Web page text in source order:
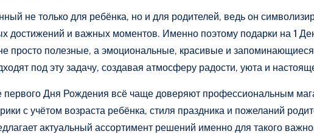
не только для ребёнка, но и для родителей, ведь он
достижений и важных моментов. Именно поэтому подарки на 1
просто полезные, а эмоциональные, красивые и
под эту задачу, создавая атмосферу радости, уюта и
Дня Рождения всё чаще доверяют профессиональным
с учётом возраста ребёнка, стиля праздника и пожеланий
актуальный ассортимент решений именно для такого